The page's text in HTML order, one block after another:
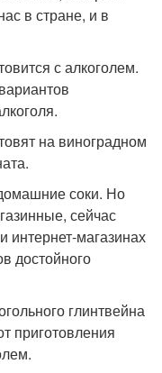
в стране, и в
с алкоголем.
на виноградном
соки. Но
сейчас
интернет-магазинах
достойного
глинтвейна
приготовления